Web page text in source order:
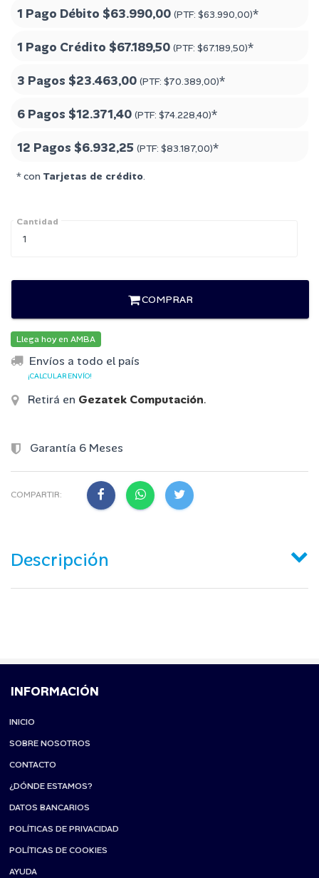
1 Pago Débito $63.990,00 (PTF: $63.990,00)*
1 Pago Crédito $67.189,50 (PTF: $67.189,50)*
3 Pagos $23.463,00 (PTF: $70.389,00)*
6 Pagos $12.371,40 (PTF: $74.228,40)*
12 Pagos $6.932,25 (PTF: $83.187,00)*
* con Tarjetas de crédito.
Cantidad
COMPRAR
Llega hoy en AMBA
Envíos a todo el país
¡CALCULAR ENVÍO!
Retirá en Gezatek Computación.
Garantía 6 Meses
COMPARTIR:
Descripción
INFORMACIÓN
INICIO
SOBRE NOSOTROS
CONTACTO
¿DÓNDE ESTAMOS?
DATOS BANCARIOS
POLÍTICAS DE PRIVACIDAD
POLÍTICAS DE COOKIES
AYUDA